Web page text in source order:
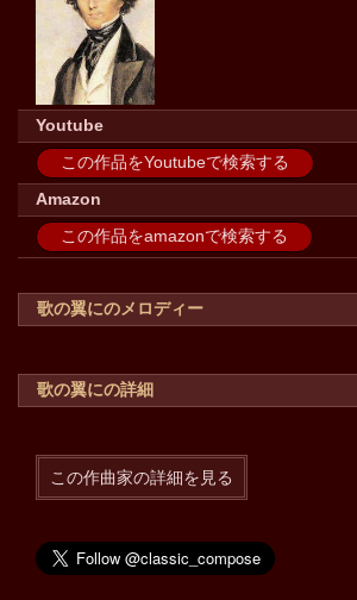
Youtube
この作品をYoutubeで検索する
Amazon
この作品をamazonで検索する
歌の翼にのメロディー
歌の翼にの詳細
この作曲家の詳細を見る